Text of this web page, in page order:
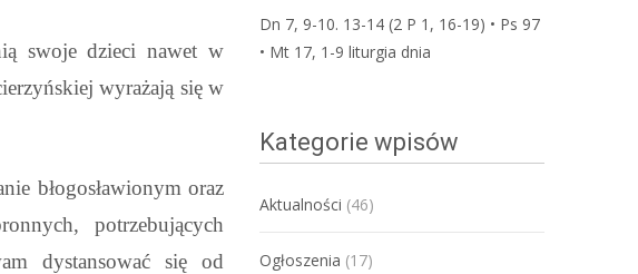
swoje dzieci nawet w
wyrażają się w
błogosławionym oraz
potrzebujących
dystansować się od
Dn 7, 9-10. 13-14 (2 P 1, 16-19) • Ps 97
• Mt 17, 1-9 liturgia dnia
Kategorie wpisów
Aktualności (46)
Ogłoszenia (17)